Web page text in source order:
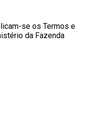
se os Termos e
da Fazenda